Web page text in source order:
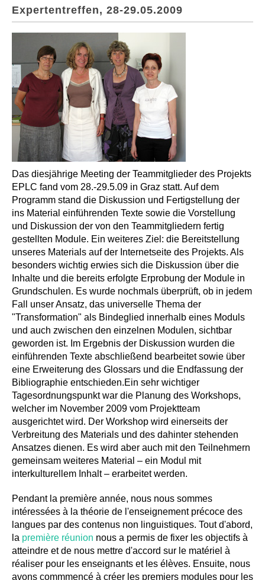
Expertentreffen, 28-29.05.2009
Das diesjährige Meeting der Teammitglieder des Projekts
EPLC fand vom 28.-29.5.09 in Graz statt. Auf dem
Programm stand die Diskussion und Fertigstellung der
ins Material einführenden Texte sowie die Vorstellung
und Diskussion der von den Teammitgliedern fertig
gestellten Module. Ein weiteres Ziel: die Bereitstellung
unseres Materials auf der Internetseite des Projekts. Als
besonders wichtig erwies sich die Diskussion über die
Inhalte und die bereits erfolgte Erprobung der Module in
Grundschulen. Es wurde nochmals überprüft, ob in jedem
Fall unser Ansatz, das universelle Thema der
"Transformation" als Bindeglied innerhalb eines Moduls
und auch zwischen den einzelnen Modulen, sichtbar
geworden ist. Im Ergebnis der Diskussion wurden die
einführenden Texte abschließend bearbeitet sowie über
eine Erweiterung des Glossars und die Endfassung der
Bibliographie entschieden.Ein sehr wichtiger
Tagesordnungspunkt war die Planung des Workshops,
welcher im November 2009 vom Projektteam
ausgerichtet wird. Der Workshop wird einerseits der
Verbreitung des Materials und des dahinter stehenden
Ansatzes dienen. Es wird aber auch mit den Teilnehmern
gemeinsam weiteres Material – ein Modul mit
interkulturellem Inhalt – erarbeitet werden.
Pendant la première année, nous nous sommes
intéressées à la théorie de l'enseignement précoce des
langues par des contenus non linguistiques. Tout d'abord,
la première réunion nous a permis de fixer les objectifs à
atteindre et de nous mettre d'accord sur le matériel à
réaliser pour les enseignants et les élèves. Ensuite, nous
avons commmencé à créer les premiers modules pour les